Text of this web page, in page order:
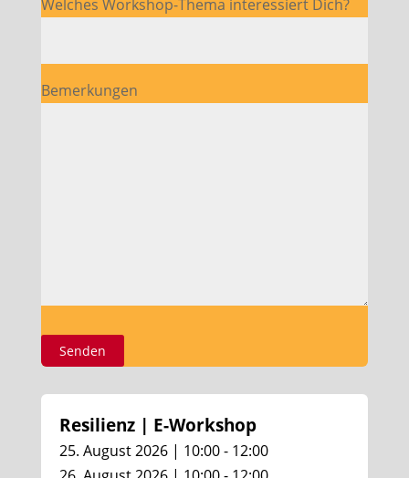
Welches Workshop-Thema interessiert Dich?
Bemerkungen
Resilienz | E-Workshop
25. August 2026 | 10:00 - 12:00